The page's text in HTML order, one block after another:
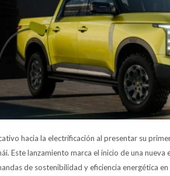
hacia la electrificación al presentar su
Este lanzamiento marca el inicio de una
de sostenibilidad y eficiencia energética